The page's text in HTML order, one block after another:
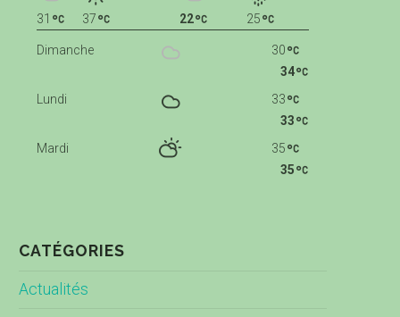
22 25
31 37
Dimanche
30
34
Lundi
33
33
Mardi
35
35
CATÉGORIES
Actualités